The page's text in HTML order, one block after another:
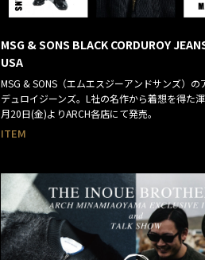
MSG & SONS BLACK CORDUROY
USA
MSG & SONS（エムエスジーアンドサンズ）の
デュロイジーンズ。L社の名作から着想を得た
月20日(金)よりARCH各店にて発売。
ITEM